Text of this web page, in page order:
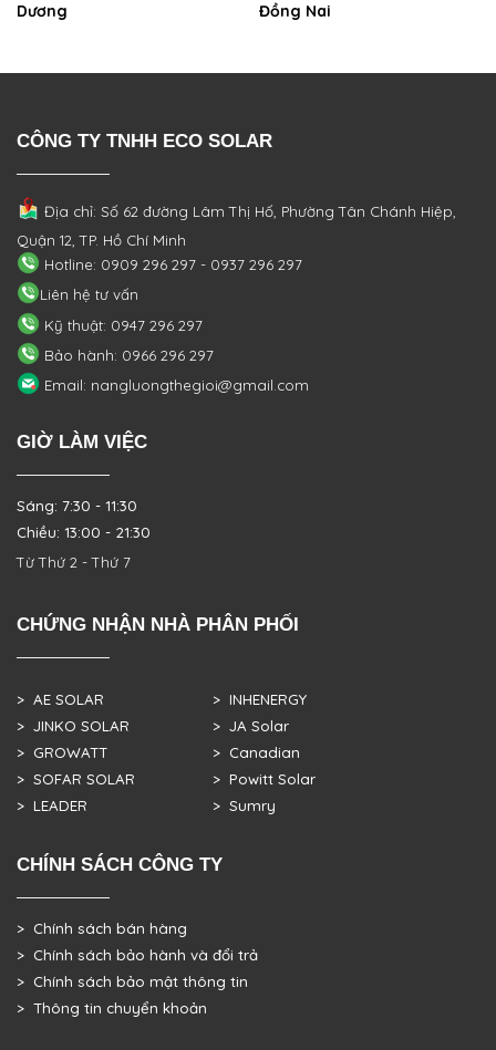
Dương
Đồng Nai
CÔNG TY TNHH ECO SOLAR
Địa chỉ: Số 62 đường Lâm Thị Hố, PhườngTân Chánh Hiệp,
Quận 12, TP. Hồ Chí Minh
Hotline: 0909 296 297 - 0937 296 297
Liên hệ tư vấn
Kỹ thuật: 0947 296 297
Bảo hành: 0966 296 297
Email: nangluongthegioi@gmail.com
GIỜ LÀM VIỆC
Sáng: 7:30 - 11:30
Chiều: 13:00 - 21:30
Từ Thứ 2 - Thứ 7
CHỨNG NHẬN NHÀ PHÂN PHỐI
> AE SOLAR
> JINKO SOLAR
> GROWATT
> SOFAR SOLAR
> LEADER
> INHENERGY
> JA Solar
> Canadian
> Powitt Solar
> Sumry
CHÍNH SÁCH CÔNG TY
> Chính sách bán hàng
> Chính sách bảo hành và đổi trả
> Chính sách bảo mật thông tin
> Thông tin chuyển khoản